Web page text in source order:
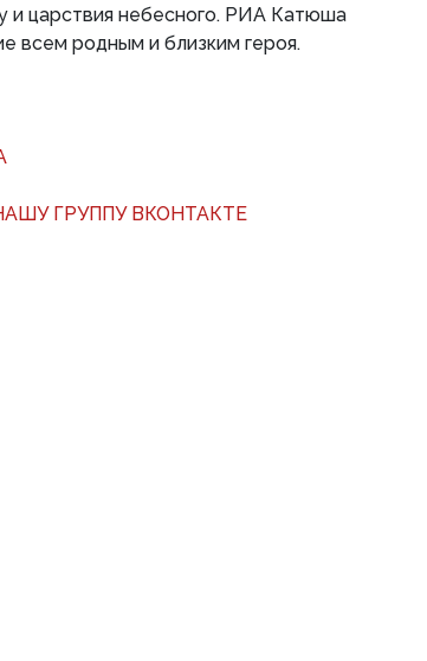
и царствия небесного. РИА Катюша
всем родным и близким героя.
ГРУППУ ВКОНТАКТЕ